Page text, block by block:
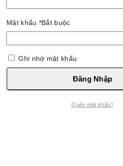
Daycell
Mật khẩu *Bắt buộc
Ghi nhớ mật khẩu
Đăng Nhập
Quên mật khẩu?